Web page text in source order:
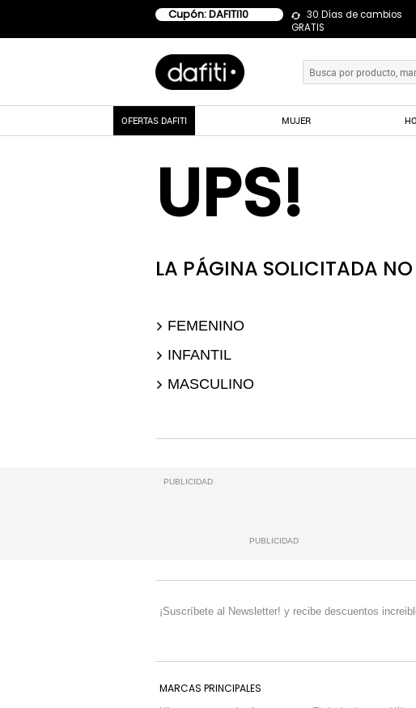
Cupón: DAFITI10
30 Días de cambios
GRATIS
OFERTAS DAFITI MUJER
UPS!
LA PÁGINA SOLICITADA NO
FEMENINO
INFANTIL
MASCULINO
PUBLICIDAD
PUBLICIDAD
¡Suscríbete al Newsletter! y recibe descuentos
MARCAS PRINCIPALES